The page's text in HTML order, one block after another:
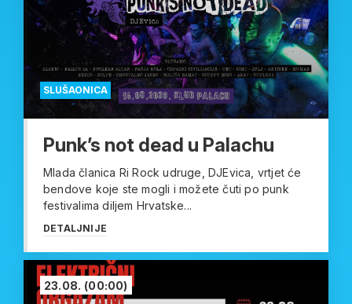
SLUŠAONICA
Punk’s not dead u Palachu
Mlada članica Ri Rock udruge, DJEvica, vrtjet će
bendove koje ste mogli i možete čuti po punk
festivalima diljem Hrvatske...
DETALJNIJE
23.08. (00:00)